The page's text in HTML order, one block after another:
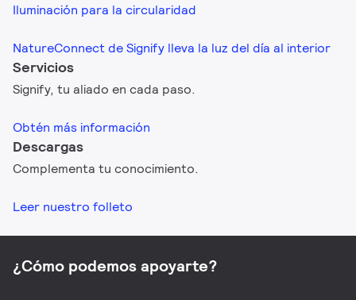
Iluminación para la circularidad​
NatureConnect de Signify lleva la luz del día al interior
Servicios
Signify, tu aliado en cada paso.
Obtén más información
Descargas
Complementa tu conocimiento.
Leer nuestro folleto
¿Cómo podemos apoyarte?